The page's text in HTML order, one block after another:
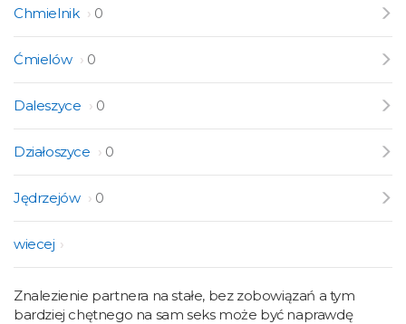
Chmielnik 0
Ćmielów 0
Daleszyce 0
Działoszyce 0
Jędrzejów 0
wiecej
Znalezienie partnera na stałe, bez zobowiązań a tym
bardziej chętnego na sam seks może być naprawdę